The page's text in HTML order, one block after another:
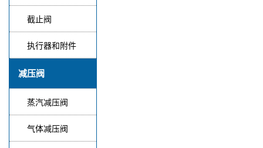
截止阀
执行器和附件
减压阀
蒸汽减压阀
气体减压阀